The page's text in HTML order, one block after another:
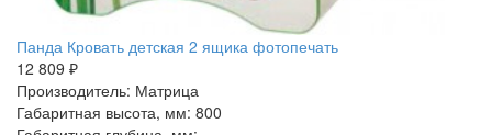
Панда Кровать детская 2 ящика фотопечать
12 809 ₽
Производитель: Матрица
Габаритная высота, мм: 800